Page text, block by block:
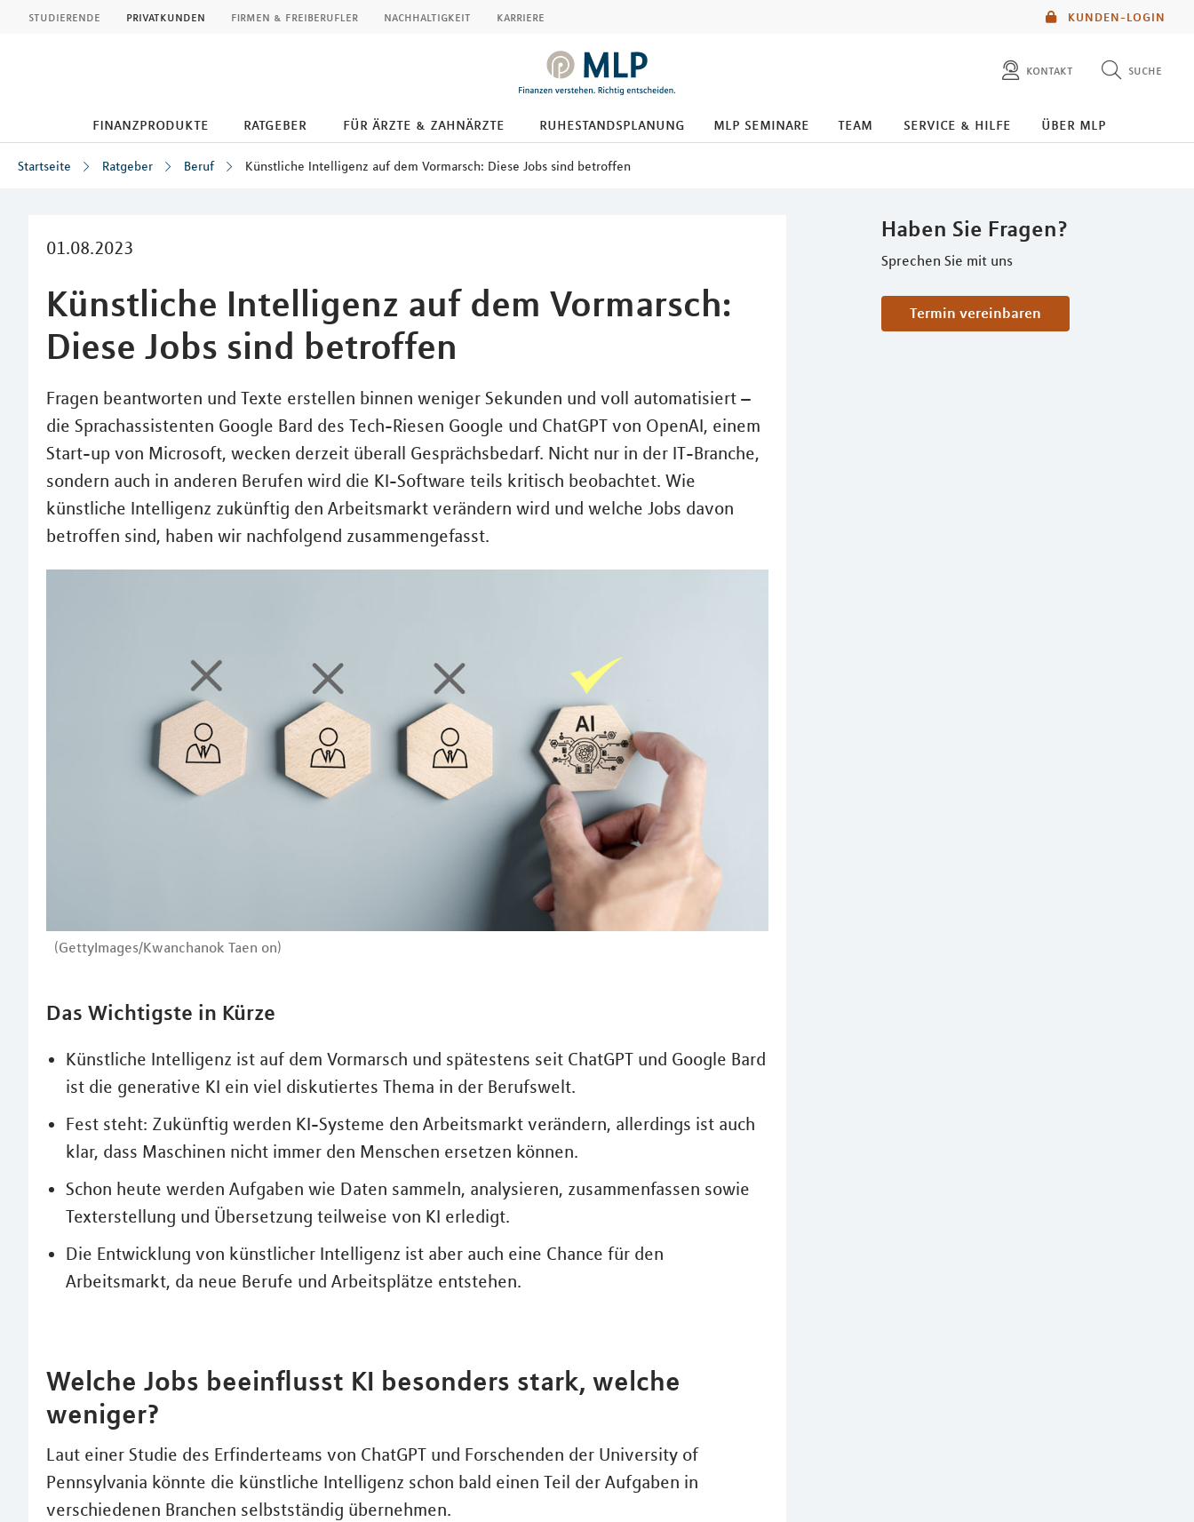
KUNDEN-LOGIN
studierende privatkunden firmen & freiberufler nachhaltigkeit karriere
kontakt suche
diese website durchsuchen
finanzprodukte ratgeber für ärzte & zahnärzte ruhestandsplanung mlp seminare team service & hilfe über mlp
Startseite Ratgeber Beruf Künstliche Intelligenz auf dem Vormarsch: Diese Jobs sind betroffen
01.08.2023
Künstliche Intelligenz auf dem Vormarsch:
Diese Jobs sind betroffen
Fragen beantworten und Texte erstellen binnen weniger Sekunden und voll automatisiert –
die Sprachassistenten Google Bard des Tech-Riesen Google und ChatGPT von OpenAI, einem
Start-up von Microsoft, wecken derzeit überall Gesprächsbedarf. Nicht nur in der IT-Branche,
sondern auch in anderen Berufen wird die KI-Software teils kritisch beobachtet. Wie
künstliche Intelligenz zukünftig den Arbeitsmarkt verändern wird und welche Jobs davon
betroffen sind, haben wir nachfolgend zusammengefasst.
(GettyImages/Kwanchanok Taen on)
Haben Sie Fragen?
Sprechen Sie mit uns
Termin vereinbaren
Das Wichtigste in Kürze
Künstliche Intelligenz ist auf dem Vormarsch und spätestens seit ChatGPT und Google Bard
ist die generative KI ein viel diskutiertes Thema in der Berufswelt.
Fest steht: Zukünftig werden KI-Systeme den Arbeitsmarkt verändern, allerdings ist auch
klar, dass Maschinen nicht immer den Menschen ersetzen können.
Schon heute werden Aufgaben wie Daten sammeln, analysieren, zusammenfassen sowie
Texterstellung und Übersetzung teilweise von KI erledigt.
Die Entwicklung von künstlicher Intelligenz ist aber auch eine Chance für den
Arbeitsmarkt, da neue Berufe und Arbeitsplätze entstehen.
Welche Jobs beeinflusst KI besonders stark, welche
weniger?
Laut einer Studie des Erfinderteams von ChatGPT und Forschenden der University of
Pennsylvania könnte die künstliche Intelligenz schon bald einen Teil der Aufgaben in
verschiedenen Branchen selbstständig übernehmen.